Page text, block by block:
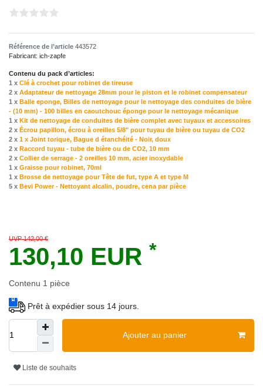
Référence de l’article 443572
Fabricant: ich-zapfe
Contenu du pack d’articles:
1 x Clé à crochet pour robinet de tireuse
2 x Adaptateur de nettoyage 28mm pour le piston et le robinet compensateur
1 x Balle eponge, Billes de nettoyage pour le nettoyage des conduites de bière
- (10 mm) - 100 billes en caoutchouc éponge pour le nettoyage mécanique
1 x Kit de nettoyage de conduites de bière complet avec tuyaux et accessoires
2 x Écrou papillon, écrou à oreilles 5/8" pour tuyau de bière ou tuyau de CO2
2 x 1 x Joint torique, Bague d étanchéité - Noir, doux
2 x Raccord tuyau - tube de bière ou de CO2, 10 mm
2 x Collier de serrage - 2 oreilles 10 mm, acier inoxydable
1 x Graisse pour robinet, 70ml
1 x Brosse de nettoyage pour Tête de fut, type A et type M
5 x Bevi Power - Nettoyant alcalin, poudre, сena par pièce
UVP 142,00 €
130,10 EUR *
Contenu 1 pièce
Prêt à expédier sous 14 jours.
Ajouter au panier
Liste de souhaits